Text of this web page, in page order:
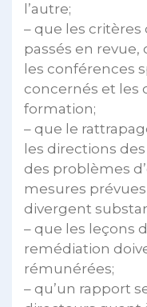
l’autre;
– que les critères
passés en revue,
les conférences
concernés et les
formation;
– que le
les directions
des problèmes
mesures
divergent
– que les leçons
remédiation
rémunérées;
– qu’un rapport